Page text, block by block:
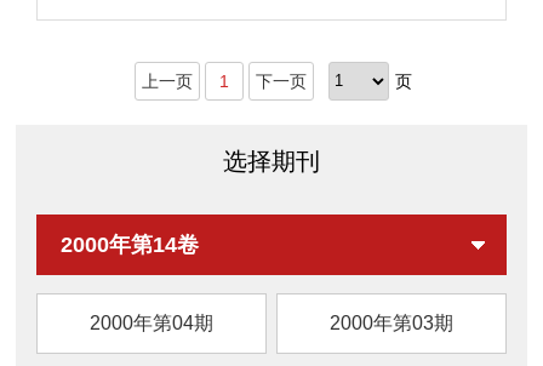
上一页 1 下一页 页
选择期刊
2000年第14卷
2000年第04期 2000年第03期